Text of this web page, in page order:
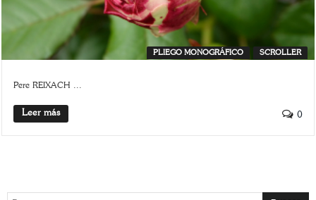
PLIEGO MONOGRÁFICO SCROLLER
Pere REIXACH ...
Leer más 0